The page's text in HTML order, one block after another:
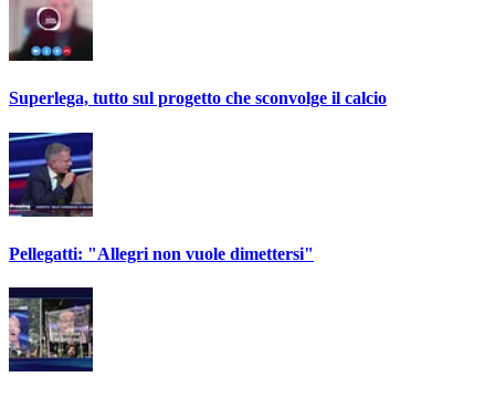
Superlega, tutto sul progetto che sconvolge il calcio
Pellegatti: "Allegri non vuole dimettersi"